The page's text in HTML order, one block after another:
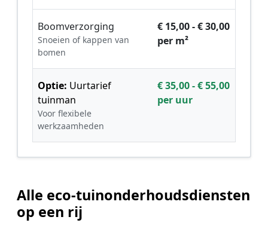
Boomverzorging
Snoeien of kappen van
bomen
€ 15,00 - € 30,00
per m²
Optie: Uurtarief
tuinman
Voor flexibele
werkzaamheden
€ 35,00 - € 55,00
per uur
Alle eco-tuinonderhoudsdiensten
op een rij